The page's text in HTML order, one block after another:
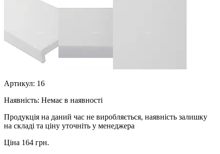
Артикул: 16
Наявність: Немає в наявності
Продукція на даний час не виробляється, наявність залишку
на складі та ціну уточніть у менеджера
Ціна 164 грн.